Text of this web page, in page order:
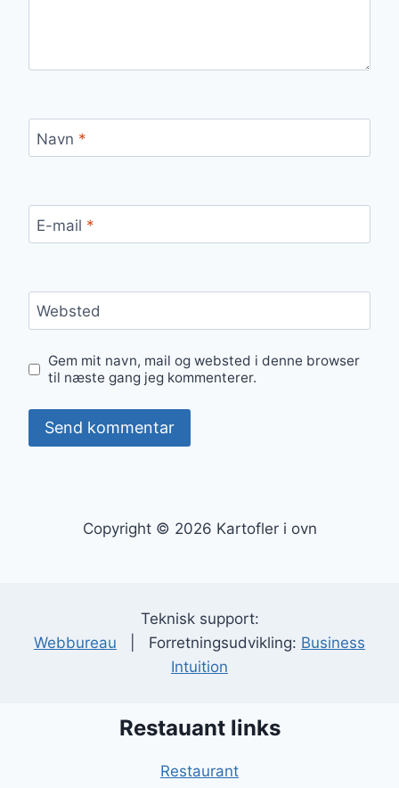
Navn *
E-mail *
Websted
Gem mit navn, mail og websted i denne browser
til næste gang jeg kommenterer.
Copyright © 2026 Kartofler i ovn
Teknisk support:
Webbureau | Forretningsudvikling: Business
Intuition
Restauant links
Restaurant